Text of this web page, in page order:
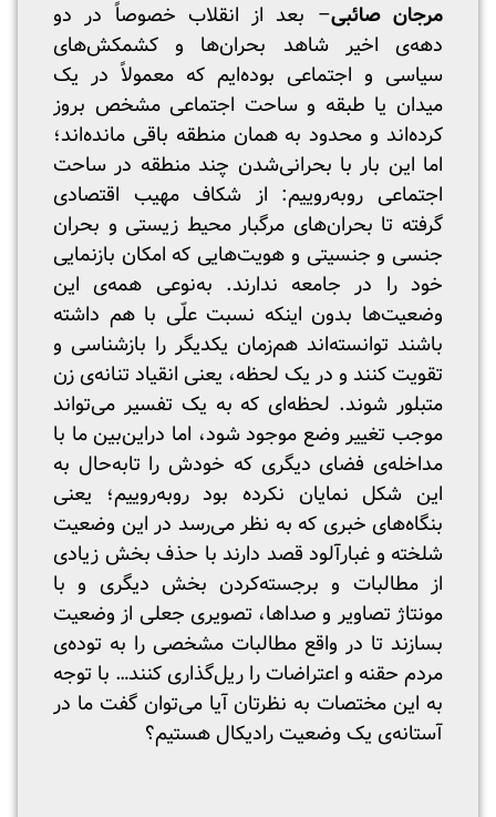
مرجان صائبی– بعد از انقلاب خصوصاً در دو
دهه‌ی اخیر شاهد بحران‌ها و کشمکش‌های
سیاسی و اجتماعی بوده‌ایم که معمولاً در یک
میدان یا طبقه و ساحت اجتماعی مشخص بروز
کرده‌اند و محدود به همان منطقه باقی‌ مانده‌اند؛
اما این بار با بحرانی‌شدن چند منطقه در ساحت
اجتماعی روبه‌روییم: از شکاف مهیب اقتصادی
گرفته تا بحران‌های مرگبار محیط‌ زیستی و بحران
جنسی و جنسیتی و هویت‌هایی که امکان بازنمایی
خود را در جامعه ندارند. به‌نوعی همه‌ی این
وضعیت‌ها بدون اینکه نسبت علّی با هم داشته
باشند توانسته‌اند هم‌زمان یکدیگر را بازشناسی و
تقویت کنند و در یک لحظه، یعنی انقیاد تنانه‌ی زن
متبلور شوند. لحظه‌ای که به یک تفسیر می‌تواند
موجب تغییر وضع موجود شود، اما دراین‌بین ما با
مداخله‌ی فضای دیگری که خودش را تابه‌حال به
این شکل نمایان نکرده بود روبه‌روییم؛ یعنی
بنگاه‌های خبری که به نظر می‌رسد در این وضعیت
شلخته و غبارآلود قصد دارند با حذف بخش زیادی
از مطالبات و برجسته‌کردن بخش دیگری و با
مونتاژ تصاویر و صداها، تصویری جعلی از وضعیت
بسازند تا در واقع مطالبات مشخصی را به توده‌ی
مردم حقنه و اعتراضات را ریل‌گذاری کنند… با توجه
به این مختصات به نظرتان آیا می‌توان گفت ما در
آستانه‌ی یک وضعیت رادیکال هستیم؟